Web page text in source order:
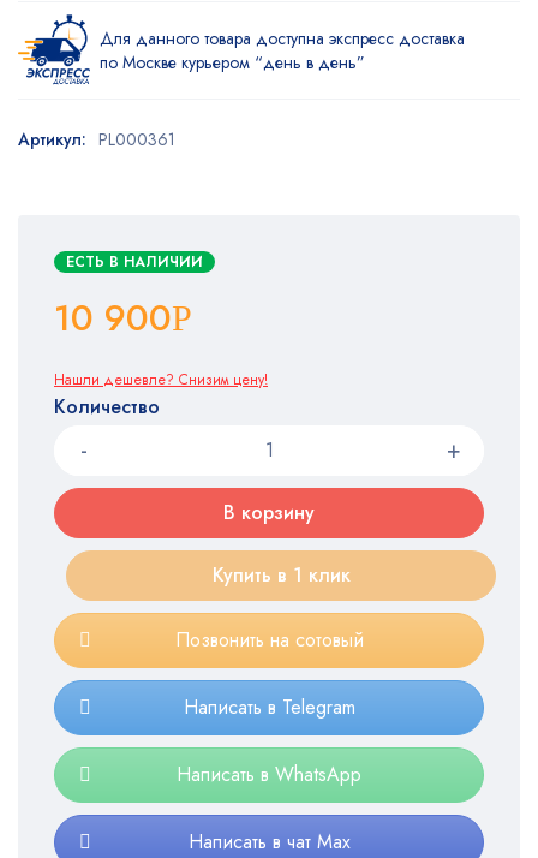
ЕСТЬ В НАЛИЧИИ
10 900Р
Нашли дешевле? Снизим цену!
Количество
В корзину
Купить в 1 клик
Позвонить на сотовый
Написать в Telegram
Написать в WhatsApp
Написать в чат Max
Для данного товара доступна экспресс доставка
по Москве курьером “день в день”
Артикул: PL000361